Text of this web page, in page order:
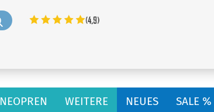
Suchbegriff...
NEOPREN NEUES SALE %
WEITERE